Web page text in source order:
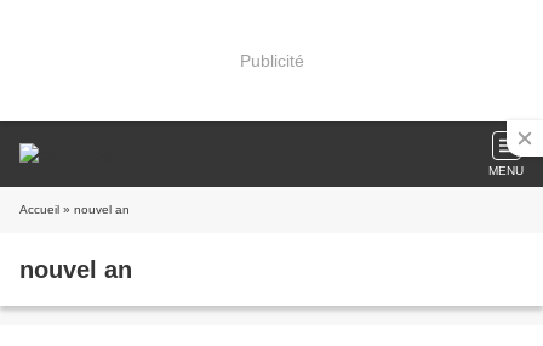
Publicité
MENU
Accueil » nouvel an
nouvel an